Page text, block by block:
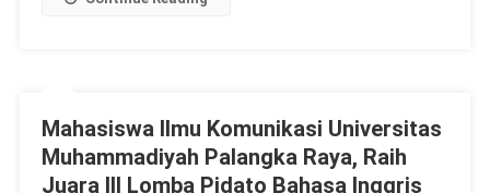
Mahasiswa Ilmu Komunikasi Universitas
Muhammadiyah Palangka Raya, Raih
Juara III Lomba Pidato Bahasa Inggris